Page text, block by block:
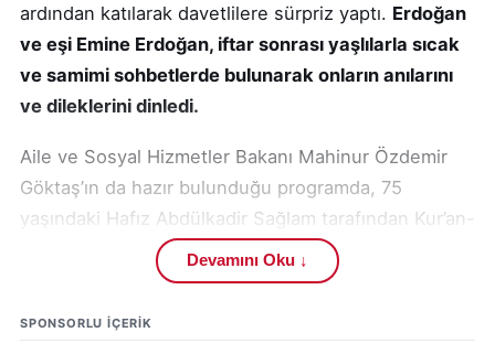
ardından katılarak davetlilere sürpriz yaptı. Erdoğan
ve eşi Emine Erdoğan, iftar sonrası yaşlılarla sıcak
ve samimi sohbetlerde bulunarak onların anılarını
ve dileklerini dinledi.
Aile ve Sosyal Hizmetler Bakanı Mahinur Özdemir
Göktaş’ın da hazır bulunduğu programda, 75
yaşındaki Hafız Abdülkadir Sağlam tarafından Kur’an-
ı Kerim tilaveti yapıldı. Programa katılan yaşlılar,
Cumhurbaşkanı Erdoğan’ın sürpriz ziyareti ve
Emine Erdoğan’ın ilgisi nedeniyle memnuniyetlerini
dile getirdi.
Devamını Oku ↓
SPONSORLU IÇERIK